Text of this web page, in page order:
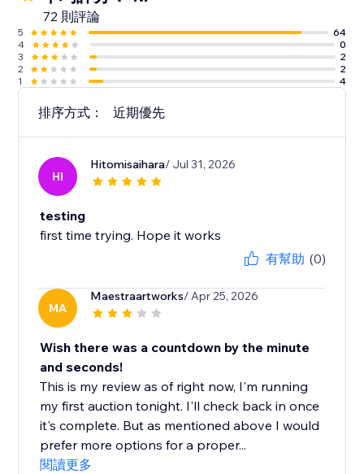
72 則評論
5
64
4
0
3
2
2
2
1
4
排序方式： 近期優先
HI
Hitomisaihara/ Jul 31, 2026
testing
first time trying. Hope it works
有幫助 (0)
MA
Maestraartworks/ Apr 25, 2026
Wish there was a countdown by the minute
and seconds!
This is my review as of right now, I'm running
my first auction tonight. I'll check back in once
it's complete. But as mentioned above I would
prefer more options for a proper...
閱讀更多